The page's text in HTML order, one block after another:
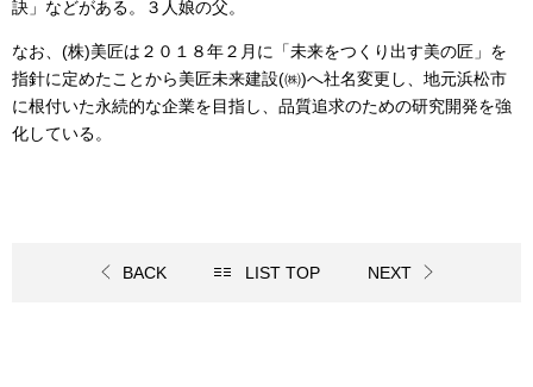
訣」などがある。３人娘の父。
なお、 (株)美匠は２０１８年２月に「未来をつくり出す美の匠」を
指針に定めたことから美匠未来建設(㈱)へ社名変更し、地元浜松市
に根付いた永続的な企業を目指し、品質追求のための研究開発を強
化している。
BACK LIST TOP NEXT